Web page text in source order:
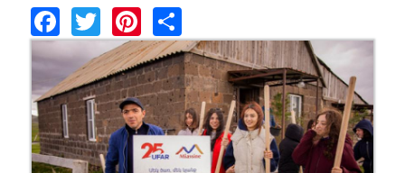
Facebook
TwitterPinterest